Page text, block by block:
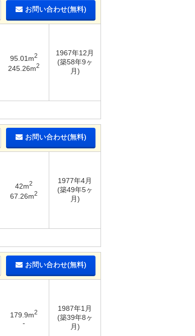
お問い合わせ(無料)
95.01m2
245.26m2
1967年12月
(築58年9ヶ
月)
お問い合わせ(無料)
42m2
67.26m2
1977年4月
(築49年5ヶ
月)
お問い合わせ(無料)
179.9m2
-
1987年1月
(築39年8ヶ
月)